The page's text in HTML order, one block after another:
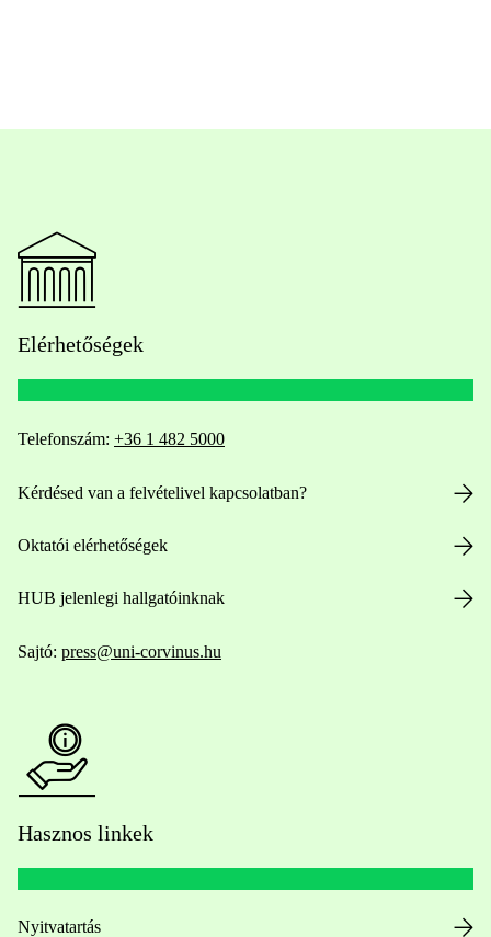
Elérhetőségek
Telefonszám: +36 1 482 5000
Kérdésed van a felvételivel kapcsolatban?
Oktatói elérhetőségek
HUB jelenlegi hallgatóinknak
Sajtó: press@uni-corvinus.hu
Hasznos linkek
Nyitvatartás